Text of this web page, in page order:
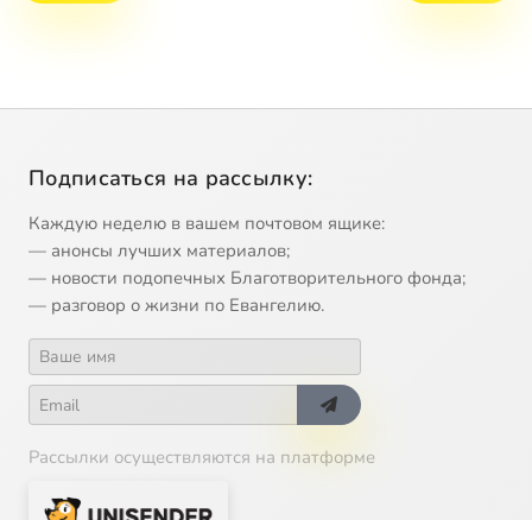
Подписаться на рассылку:
Каждую неделю в вашем почтовом ящике:
— анонсы лучших материалов;
— новости подопечных Благотворительного фонда;
— разговор о жизни по Евангелию.
Рассылки осуществляются на платформе